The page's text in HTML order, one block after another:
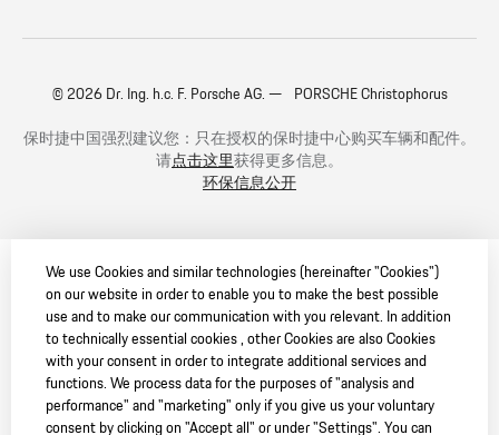
© 2026 Dr. Ing. h.c. F. Porsche AG. — PORSCHE Christophorus
保时捷中国强烈建议您：只在授权的保时捷中心购买车辆和配件。
请点击这里获得更多信息。
环保信息公开
We use Cookies and similar technologies (hereinafter "Cookies")
on our website in order to enable you to make the best possible
use and to make our communication with you relevant. In addition
to technically essential cookies , other Cookies are also Cookies
with your consent in order to integrate additional services and
functions. We process data for the purposes of "analysis and
performance" and "marketing" only if you give us your voluntary
consent by clicking on "Accept all" or under "Settings". You can